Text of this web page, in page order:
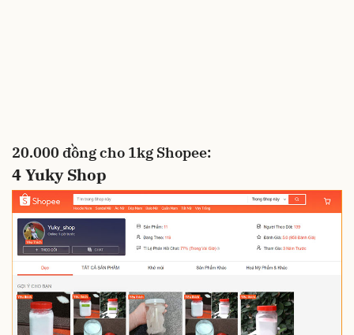
20.000 đồng cho 1kg Shopee:
4Yuky Shop